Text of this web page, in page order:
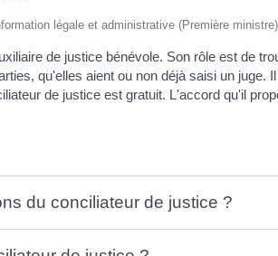
légale et administrative (Première ministre)
de justice bénévole. Son rôle est de
qu'elles aient ou non déjà saisi un juge.
de justice est gratuit. L'accord qu'il
du conciliateur de justice ?